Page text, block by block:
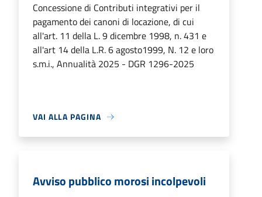
Concessione di Contributi integrativi per il
pagamento dei canoni di locazione, di cui
all'art. 11 della L. 9 dicembre 1998, n. 431 e
all'art 14 della L.R. 6 agosto1999, N. 12 e loro
s.m.i., Annualità 2025 - DGR 1296-2025
VAI ALLA PAGINA
Avviso pubblico morosi incolpevoli